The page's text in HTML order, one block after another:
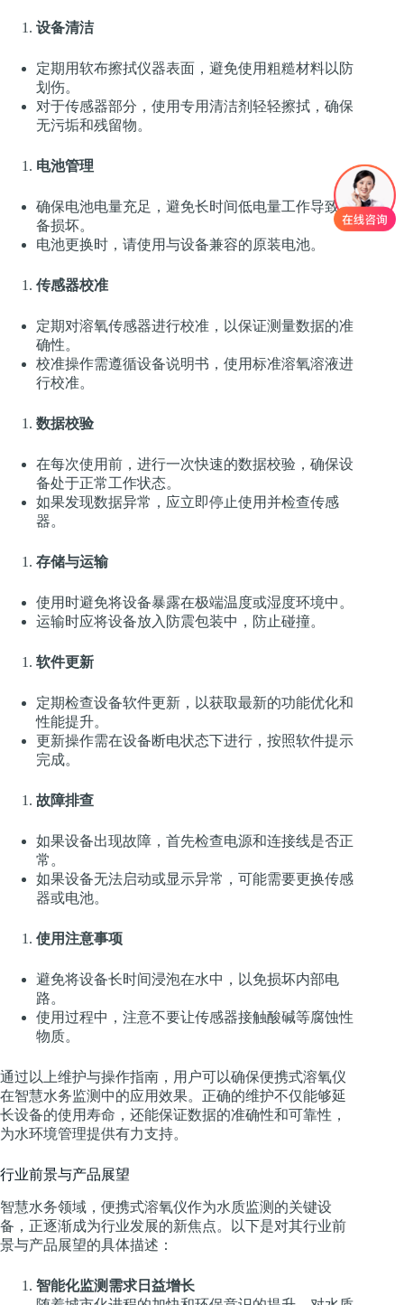
设备清洁
定期用软布擦拭仪器表面，避免使用粗糙材料以防
划伤。
对于传感器部分，使用专用清洁剂轻轻擦拭，确保
无污垢和残留物。
电池管理
确保电池电量充足，避免长时间低电量工作导致设
备损坏。
电池更换时，请使用与设备兼容的原装电池。
传感器校准
定期对溶氧传感器进行校准，以保证测量数据的准
确性。
校准操作需遵循设备说明书，使用标准溶氧溶液进
行校准。
数据校验
在每次使用前，进行一次快速的数据校验，确保设
备处于正常工作状态。
如果发现数据异常，应立即停止使用并检查传感
器。
存储与运输
使用时避免将设备暴露在极端温度或湿度环境中。
运输时应将设备放入防震包装中，防止碰撞。
软件更新
定期检查设备软件更新，以获取最新的功能优化和
性能提升。
更新操作需在设备断电状态下进行，按照软件提示
完成。
故障排查
如果设备出现故障，首先检查电源和连接线是否正
常。
如果设备无法启动或显示异常，可能需要更换传感
器或电池。
使用注意事项
避免将设备长时间浸泡在水中，以免损坏内部电
路。
使用过程中，注意不要让传感器接触酸碱等腐蚀性
物质。
通过以上维护与操作指南，用户可以确保便携式溶氧仪
在智慧水务监测中的应用效果。正确的维护不仅能够延
长设备的使用寿命，还能保证数据的准确性和可靠性，
为水环境管理提供有力支持。
行业前景与产品展望
智慧水务领域，便携式溶氧仪作为水质监测的关键设
备，正逐渐成为行业发展的新焦点。以下是对其行业前
景与产品展望的具体描述：
智能化监测需求日益增长